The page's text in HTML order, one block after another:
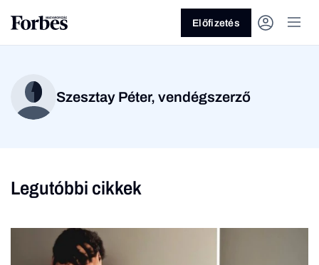
Előfizetés
Szesztay Péter, vendégszerző
Legutóbbi cikkek